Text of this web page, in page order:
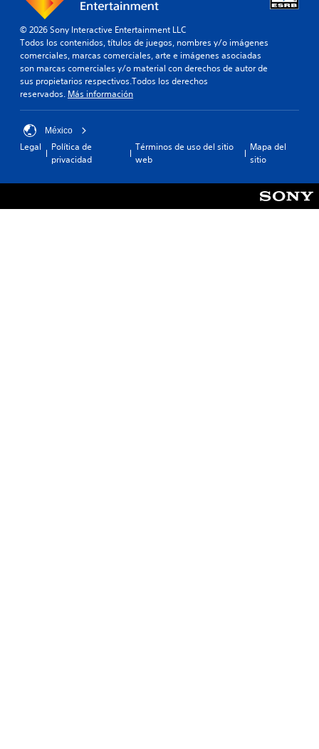
© 2026 Sony Interactive Entertainment LLC
Todos los contenidos, títulos de juegos, nombres y/o imágenes
comerciales, marcas comerciales, arte e imágenes asociadas
son marcas comerciales y/o material con derechos de autor de
sus propietarios respectivos.Todos los derechos
reservados. Más información
México
Legal
Política de
privacidad
Términos de uso del sitio
web
Mapa del
sitio